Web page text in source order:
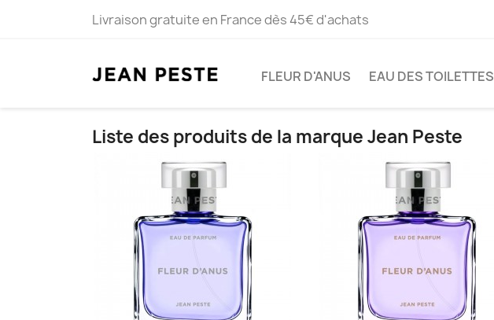
Livraison gratuite en France dès 45€ d'achats
FLEUR D'ANUS EAU DES TOILETTES
Liste des produits de la marque Jean Peste